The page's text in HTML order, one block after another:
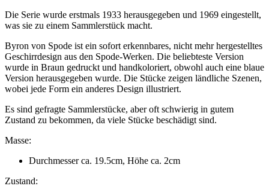
Die Serie wurde erstmals 1933 herausgegeben und 1969 eingestellt,
was sie zu einem Sammlerstück macht.
Byron von Spode ist ein sofort erkennbares, nicht mehr hergestelltes
Geschirrdesign aus den Spode-Werken. Die beliebteste Version
wurde in Braun gedruckt und handkoloriert, obwohl auch eine blaue
Version herausgegeben wurde. Die Stücke zeigen ländliche Szenen,
wobei jede Form ein anderes Design illustriert.
Es sind gefragte Sammlerstücke, aber oft schwierig in gutem
Zustand zu bekommen, da viele Stücke beschädigt sind.
Masse:
Durchmesser ca. 19.5cm, Höhe ca. 2cm
Zustand: